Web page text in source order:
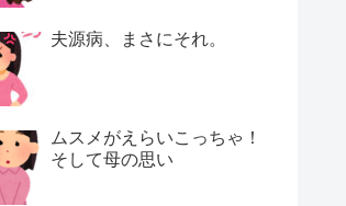
夫源病、まさにそれ。
ムスメがえらいこっちゃ！
そして母の思い